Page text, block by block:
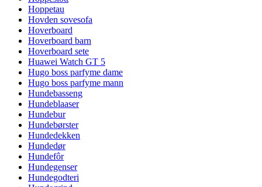
Hoppetau
Hovden sovesofa
Hoverboard
Hoverboard barn
Hoverboard sete
Huawei Watch GT 5
Hugo boss parfyme dame
Hugo boss parfyme mann
Hundebasseng
Hundeblaaser
Hundebur
Hundebørster
Hundedekken
Hundedør
Hundefôr
Hundegenser
Hundegodteri